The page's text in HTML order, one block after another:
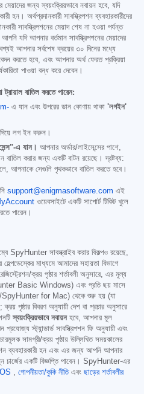
মেয়াদের জন্য স্বয়ংক্রিয়ভাবে নবায়ন হবে, যদি
হন। অর্থপ্রদানকারী সাবস্ক্রিপশন ব্যবহারকারীদের
সাবস্ক্রিপশনের মেয়াদ শেষ না হওয়া পর্যন্ত
যদি আপনার বর্তমান সাবস্ক্রিপশনের মেয়াদের
আপনার সর্বশেষ ক্রয়ের ৩০ দিনের মধ্যে
করতে হবে, এবং আপনার অর্থ ফেরত প্রক্রিয়া
পাওয়া বন্ধ করে দেবেন।
ট্রায়াল বাতিল করতে পারেন:
এ যান এবং উপরের ডান কোণায় থাকা 'লগইন'
লগ ইন করুন।
এ যান। আপনার অর্ডার/লাইসেন্সের পাশে,
বাতিল করার জন্য একটি বাটন রয়েছে। দ্রষ্টব্য:
আপনাকে সেগুলি পৃথকভাবে বাতিল করতে হবে।
support@enigmasoftware.com এই
ওয়েবসাইটে একটি সাপোর্ট টিকিট খুলে
পারেন।
SpyHunter সাবস্ক্রাইব করার বিকল্পও রয়েছে,
মাধ্যমে আমাদের সহায়তা বিভাগে
ক্রয় পৃষ্ঠার শর্তাবলী অনুসারে, এর মূল্য
Basic Windows) এবং প্রতি ছয় মাসে
for Mac) থেকে শুরু হয় (যা
পৃষ্ঠার বিবরণ অনুযায়ী দেশ বা প্রচার অনুসারে
স্বয়ংক্রিয়ভাবে নবায়নহবে, আপনার মূল
প্রযোজ্য স্ট্যান্ডার্ড সাবস্ক্রিপশন ফি অনুযায়ী এবং
সামগ্রী/ক্রয় পৃষ্ঠায় উল্লিখিত সময়কালের
ব্যবহারকারী হন এবং এর জন্য আপনি আপনার
চার্জের একটি বিজ্ঞপ্তি পাবেন। SpyHunter-এর
, গোপনীয়তা/কুকি নীতিএবং ছাড়ের শর্তাবলীর